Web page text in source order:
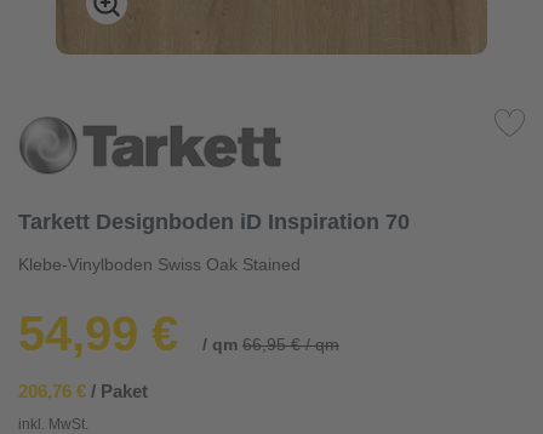
Tarkett Designboden iD Inspiration 70
Klebe-Vinylboden Swiss Oak Stained
54,99 € / qm 66,95 € / qm
206,76 € / Paket
inkl. MwSt.